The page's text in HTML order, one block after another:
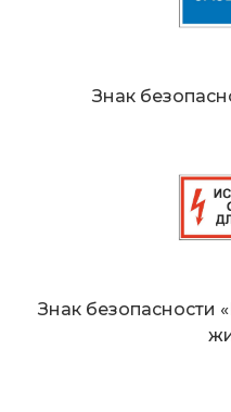
Знак
Знак безопасности